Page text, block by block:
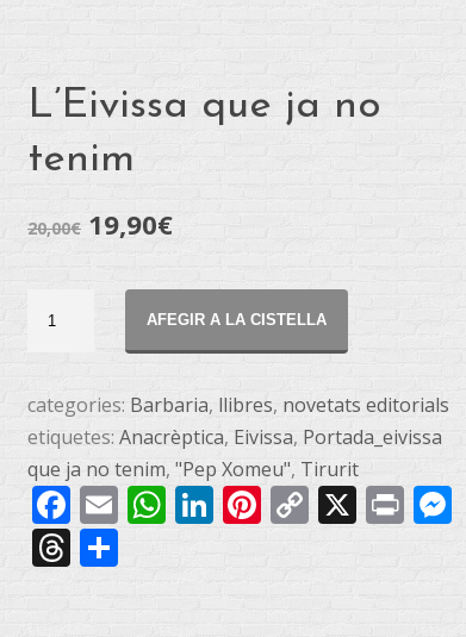
L’Eivissa que ja no
tenim
20,00€ 19,90€
no
tenim
quantitat
AFEGIR A LA CISTELLA
categories: Barbaria, llibres, novetats editorials
etiquetes: Anacrèptica, Eivissa, Portada_eivissa
que ja no tenim, "Pep Xomeu", Tirurit
Facebook
EmailWhatsApp
LinkedIn
Pinterest
Copy
X Print
Threads